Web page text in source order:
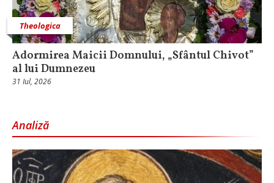
Theologica
Adormirea Maicii Domnului, „Sfântul Chivot”
al lui Dumnezeu
31 Iul, 2026
Analiză